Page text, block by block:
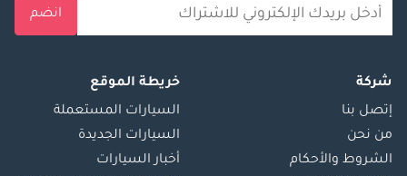
انضم
شركة
إتصل بنا
من نحن
الشروط والأحكام
خريطة الموقع
السيارات المستعملة
السيارات الجديدة
أخبار السيارات